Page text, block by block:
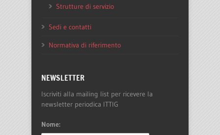
Strutture di servizio
Sedi e contatti
Normativa di riferimento
NEWSLETTER
Iscriviti alla mailing list per ricevere la
newsletter periodica ITTIG
Nome: